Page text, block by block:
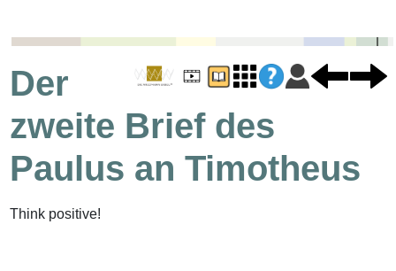
Der
zweite Brief des
Paulus an Timotheus
Think positive!